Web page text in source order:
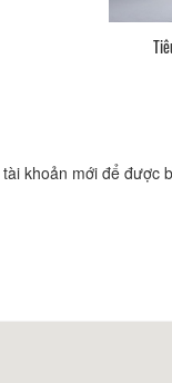
tài khoản mới để được